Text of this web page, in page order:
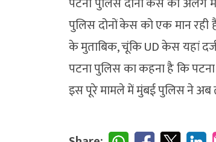
पुलिस दोनों केस को एक मान रही
के मुताबिक, चूंकि UD केस यहां
पटना पुलिस का कहना है कि
इस पूरे मामले में मुंबई पुलिस ने अब